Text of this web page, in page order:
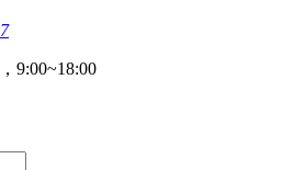
9:00~18:00